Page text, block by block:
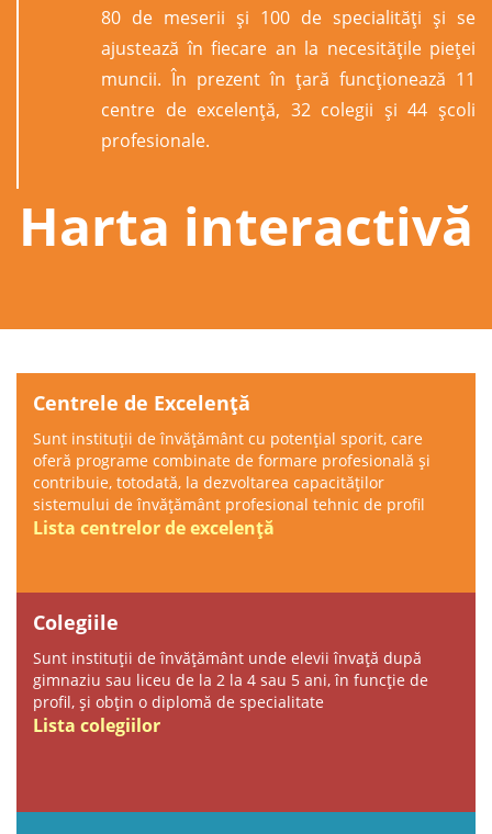
80 de meserii și 100 de specialități și se
ajustează în fiecare an la necesitățile pieței
muncii. În prezent în țară funcționează 11
centre de excelență, 32 colegii și 44 școli
profesionale.
Harta interactivă
Centrele de Excelență
Sunt instituții de învățământ cu potenţial sporit, care
oferă programe combinate de formare profesională și
contribuie, totodată, la dezvoltarea capacităţilor
sistemului de învăţământ profesional tehnic de profil
Lista centrelor de excelență
Colegiile
Sunt instituții de învățământ unde elevii învață după
gimnaziu sau liceu de la 2 la 4 sau 5 ani, în funcție de
profil, și obțin o diplomă de specialitate
Lista colegiilor